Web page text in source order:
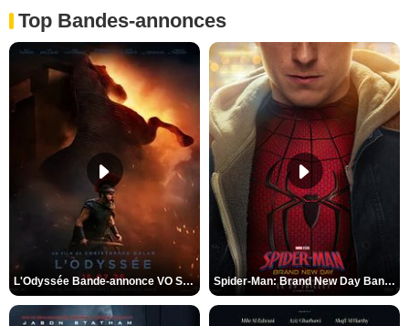
Top Bandes-annonces
L'Odyssée Bande-annonce VO STFR Spider-Man: Brand New Day Bande-annonce VO STFR